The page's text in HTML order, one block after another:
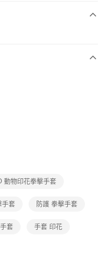
，將跳轉至「AFTEE先享後付」
訊。
訊中的連結，可透過四大超商／
視為交易完成。
結帳頁面顯示為準，若有關於
疑問，請聯繫「AFTEE先享後付
support/home
AFTEE先享後付」服務完成之交
或監護人之同意方可使用
運費
運費
運費
動物印花拳擊手套
手套 防護 拳擊手套
套 手套 印花